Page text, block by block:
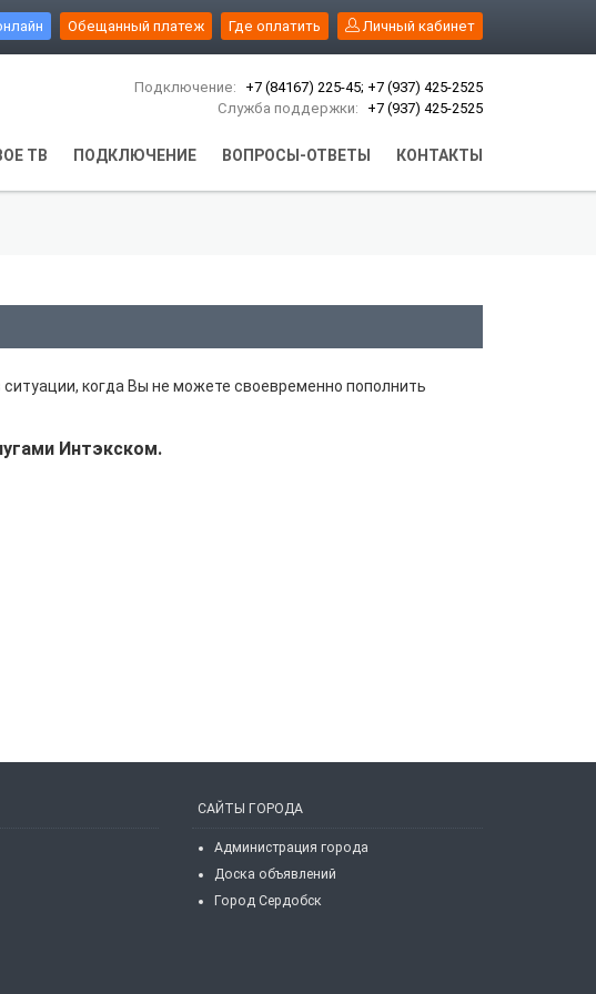
Обещанный платеж Где оплатить Личный кабинет
Подключение:
+7 (84167) 225-45; +7 (937) 425-2525
Служба поддержки:
+7 (937) 425-2525
ТВ ПОДКЛЮЧЕНИЕ ВОПРОСЫ-ОТВЕТЫ КОНТАКТЫ
когда Вы не можете своевременно пополнить
Интэкском.
САЙТЫ ГОРОДА
Администрация города
Доска объявлений
Город Сердобск